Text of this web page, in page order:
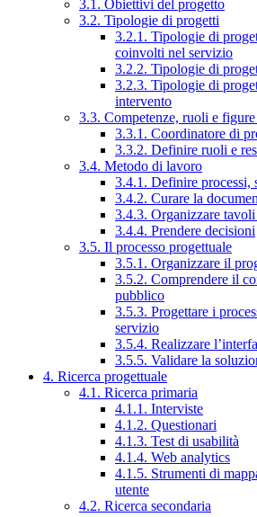
3.1. Obiettivi del progetto
3.2. Tipologie di progetti
3.2.1. Tipologie di
coinvolti nel servizio
3.2.2. Tipologie di
3.2.3. Tipologie di
intervento
3.3. Competenze, ruoli e
3.3.1. Coordinatore di
3.3.2. Definire ruoli e
3.4. Metodo di lavoro
3.4.1. Definire processi,
3.4.2. Curare la
3.4.3. Organizzare
3.4.4. Prendere decisioni
3.5. Il processo progettuale
3.5.1. Organizzare il
3.5.2. Comprendere il
pubblico
3.5.3. Progettare i
servizio
3.5.4. Realizzare
3.5.5. Validare la
4. Ricerca progettuale
4.1. Ricerca primaria
4.1.1. Interviste
4.1.2. Questionari
4.1.3. Test di usabilità
4.1.4. Web analytics
4.1.5. Strumenti di
utente
4.2. Ricerca secondaria